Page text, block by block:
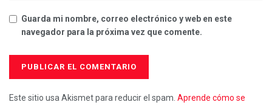
Guarda mi nombre, correo electrónico y web en este
navegador para la próxima vez que comente.
Este sitio usa Akismet para reducir el spam. Aprende cómo se